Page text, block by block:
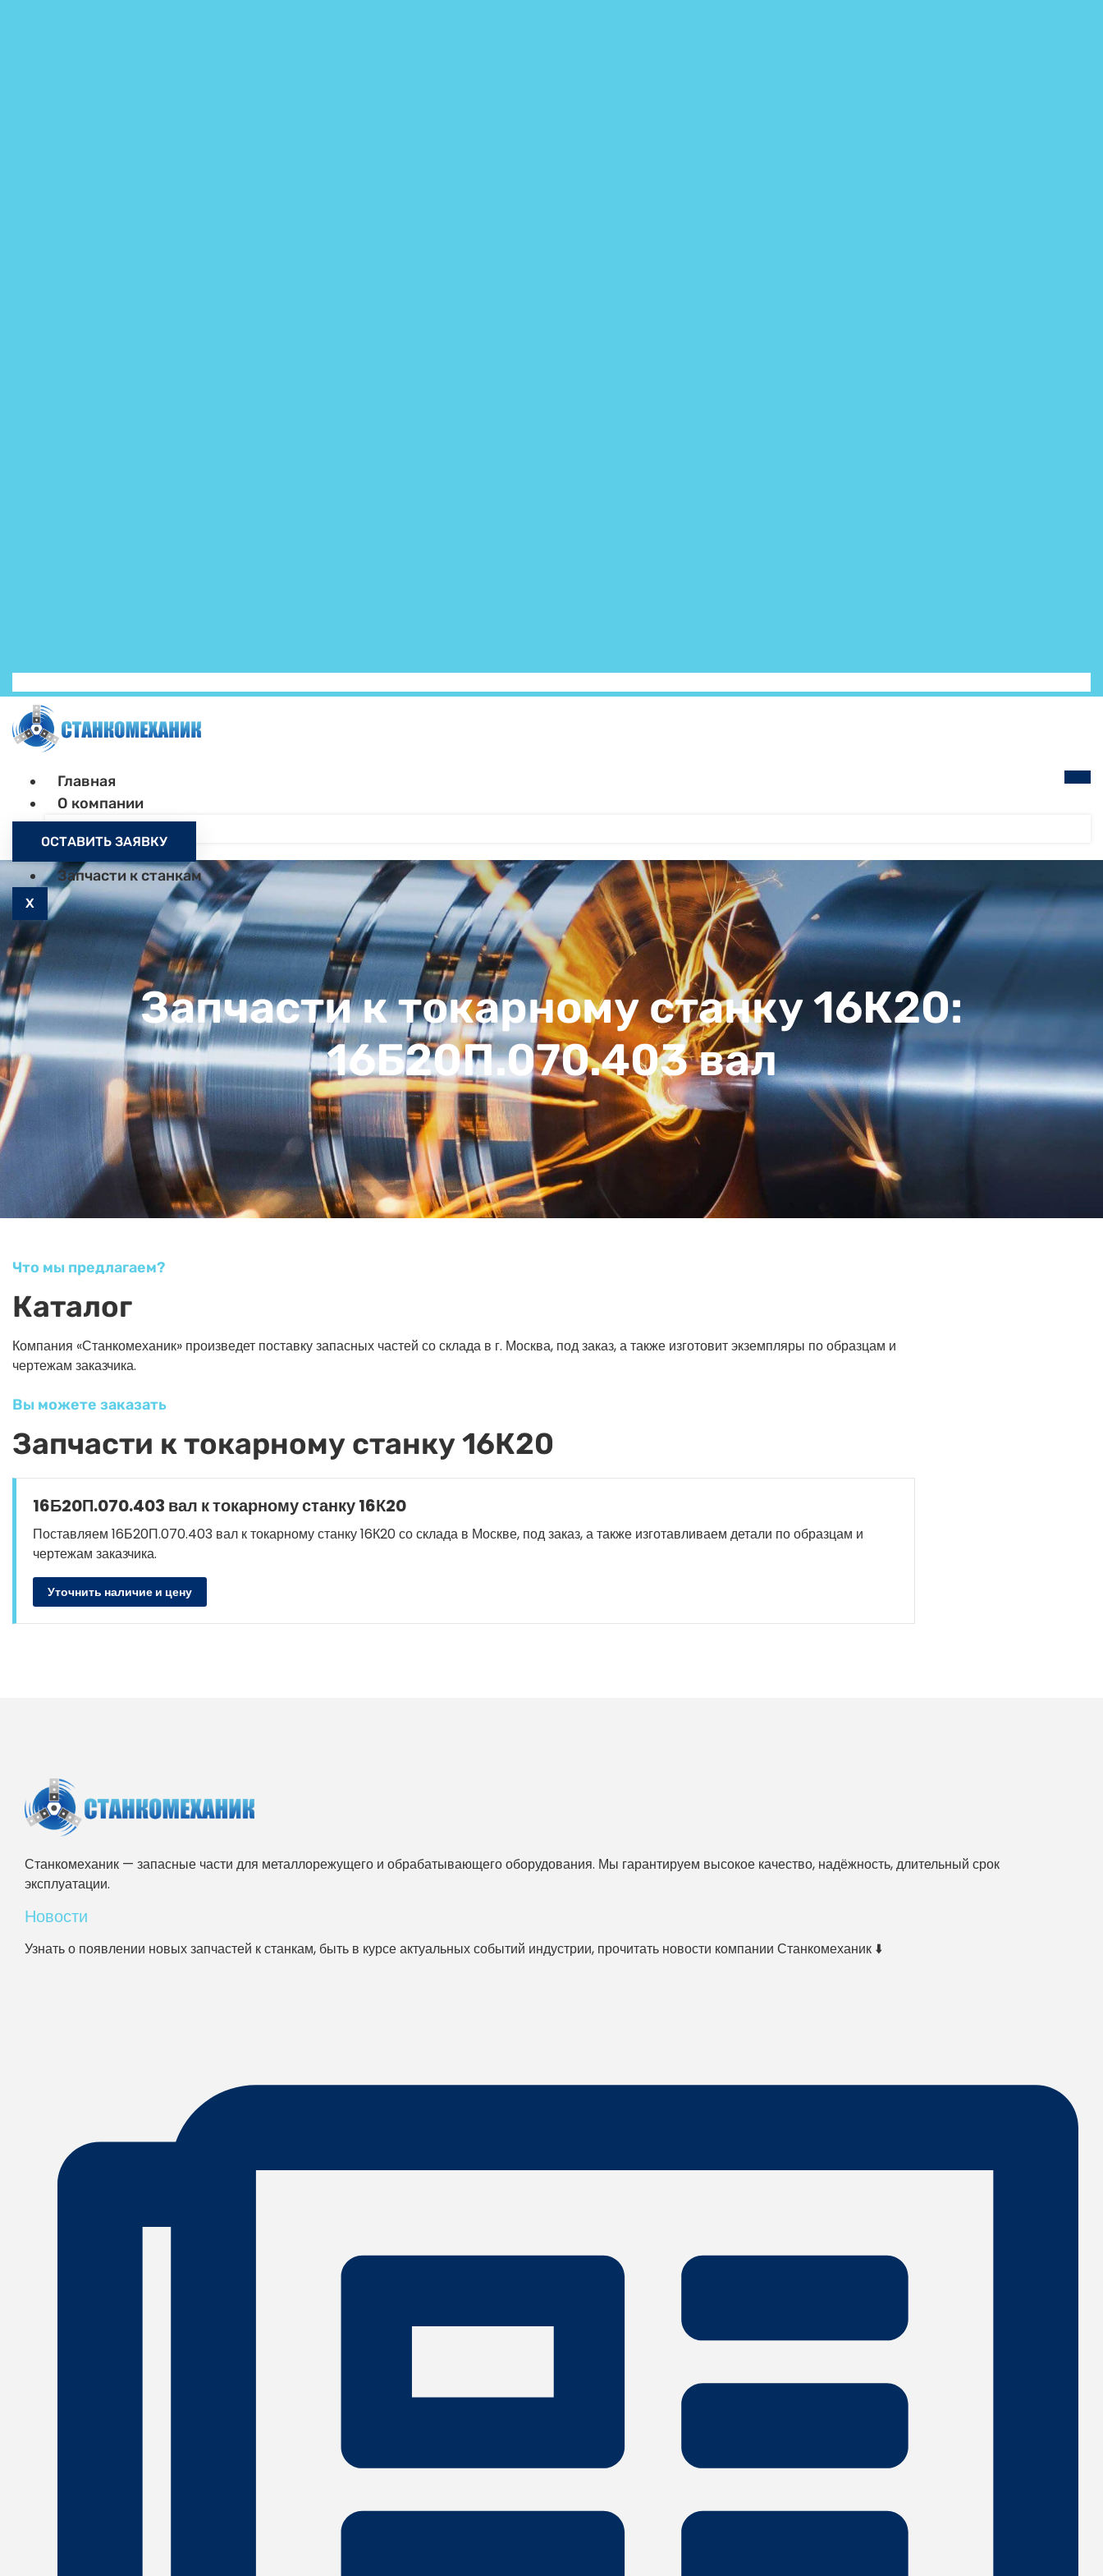
Главная
О компании
Запчасти к станкам
X
ОСТАВИТЬ ЗАЯВКУ
Запчасти к токарному станку 16К20:
16Б20П.070.403 вал
Что мы предлагаем?
Каталог
Компания «Станкомеханик» произведет поставку запасных частей со склада в г. Москва, под заказ, а также изготовит экземпляры по образцам и
чертежам заказчика.
Вы можете заказать
Запчасти к токарному станку 16К20
16Б20П.070.403 вал к токарному станку 16К20
Поставляем 16Б20П.070.403 вал к токарному станку 16К20 со склада в Москве, под заказ, а также изготавливаем детали по образцам и
чертежам заказчика.
Уточнить наличие и цену
Станкомеханик — запасные части для металлорежущего и обрабатывающего оборудования. Мы гарантируем высокое качество, надёжность, длительный срок
эксплуатации.
Новости
Узнать о появлении новых запчастей к станкам, быть в курсе актуальных событий индустрии, прочитать новости компании Станкомеханик ⬇️